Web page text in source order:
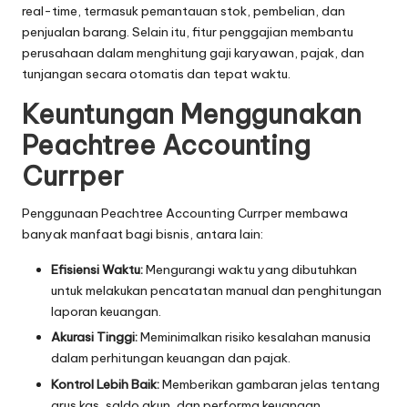
real-time, termasuk pemantauan stok, pembelian, dan
penjualan barang. Selain itu, fitur penggajian membantu
perusahaan dalam menghitung gaji karyawan, pajak, dan
tunjangan secara otomatis dan tepat waktu.
Keuntungan Menggunakan
Peachtree Accounting
Currper
Penggunaan Peachtree Accounting Currper membawa
banyak manfaat bagi bisnis, antara lain:
Efisiensi Waktu:Mengurangi waktu yang dibutuhkan
untuk melakukan pencatatan manual dan penghitungan
laporan keuangan.
Akurasi Tinggi:Meminimalkan risiko kesalahan manusia
dalam perhitungan keuangan dan pajak.
Kontrol Lebih Baik:Memberikan gambaran jelas tentang